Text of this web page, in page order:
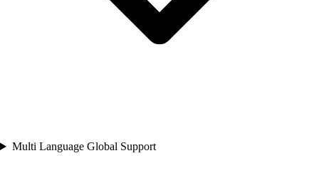
Multi Language Global Support